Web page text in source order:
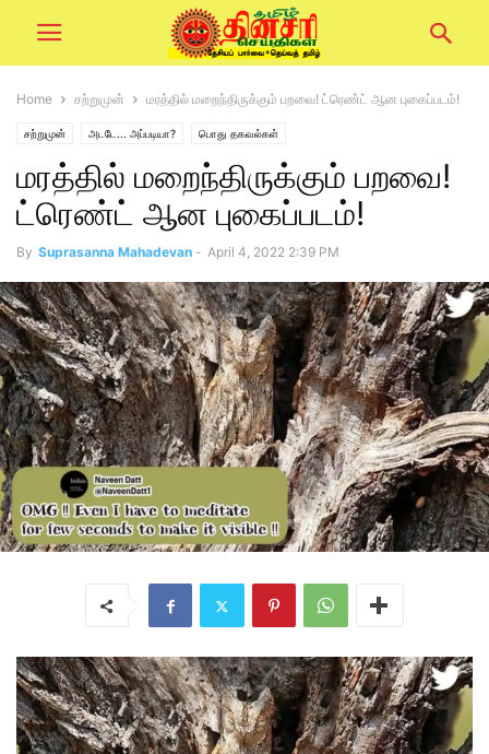
Home சற்றுமுன் மரத்தில் மறைந்திருக்கும் பறவை! ட்ரெண்ட் ஆன புகைப்படம்!
சற்றுமுன் அடடே... அப்படியா? பொது தகவல்கள்
மரத்தில் மறைந்திருக்கும் பறவை!
ட்ரெண்ட் ஆன புகைப்படம்!
By Suprasanna Mahadevan - April 4, 2022 2:39 PM